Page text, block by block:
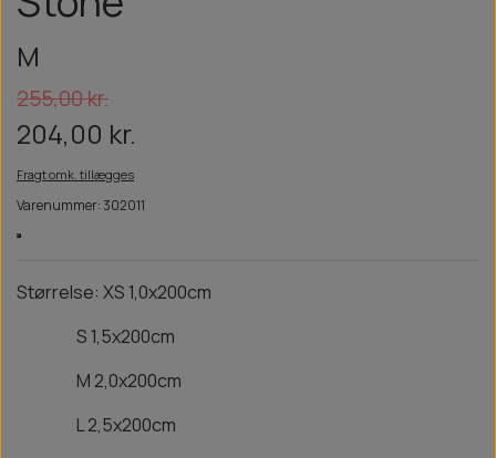
M
255,00 kr.
204,00 kr.
Fragt omk. tillægges
Varenummer: 302011
Størrelse: XS 1,0x200cm
S 1,5x200cm
M 2,0x200cm
L 2,5x200cm